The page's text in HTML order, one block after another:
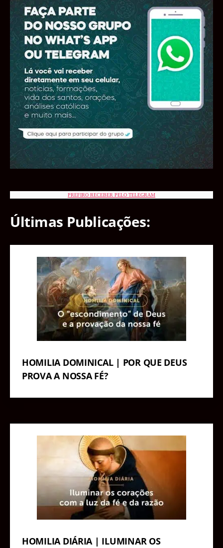
PREFIRO RECEBER PELO TELEGRAM
Últimas Publicações:
HOMILIA DOMINICAL | POR QUE DEUS
PROVA A NOSSA FÉ?
HOMILIA DIÁRIA | ILUMINAR OS